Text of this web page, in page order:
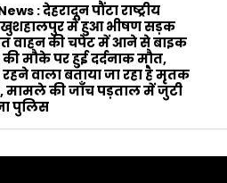
: देहरादून पौंटा राष्ट्रीय
खुशहालपुर में हुआ भीषण सड़क
वाहन की चपेट में आने से बाइक
की मौके पर हुई दर्दनाक मौत,
वाला बताया जा रहा है मृतक
मामले की जाँच पड़ताल में जुटी
पुलिस